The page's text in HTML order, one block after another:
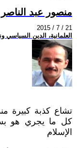
منصور عبد الناصر
2015 / 7 / 21
العلمانية، الدين السياسي
تشاع كذبة كبيرة
كل ما يجري هو
الإسلام